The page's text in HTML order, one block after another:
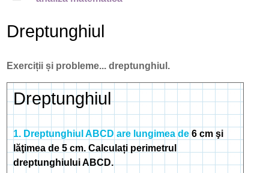
Dreptunghiul
Exerciții și probleme... dreptunghiul.
Dreptunghiul
1. Dreptunghiul ABCD are lungimea de 6 cm şi
lăţimea de 5 cm. Calculați perimetrul
dreptunghiului ABCD.